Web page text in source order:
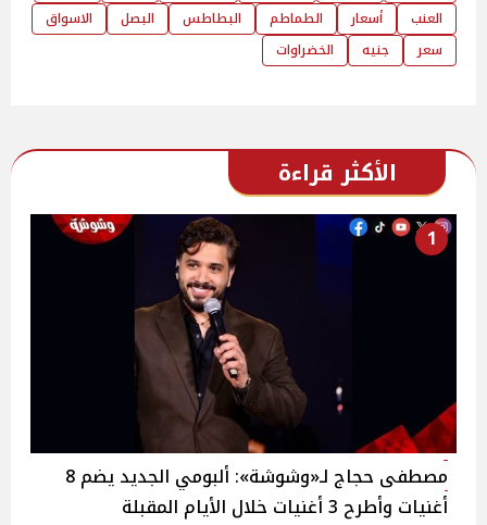
العنب
أسعار الطماطم البطاطس البصل
الاسواق
سعر
جنيه الخضراوات
الأكثر قراءة
1
مصطفى حجاج لـ«وشوشة»: ألبومي الجديد يضم 8
أغنيات وأطرح 3 أغنيات خلال الأيام المقبلة